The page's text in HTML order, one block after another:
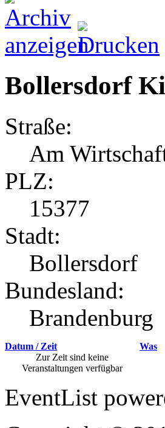
Bollersdorf
Straße:
Am
PLZ:
15377
Stadt:
Bollersdorf
Bundesland:
Brandenburg
Datum / Zeit
Was
Zur Zeit sind keine
Veranstaltungen verfügbar
EventList